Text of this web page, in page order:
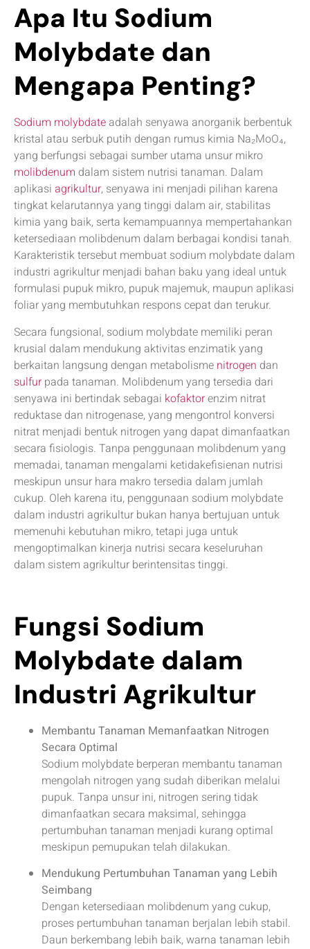
Apa Itu Sodium
Molybdate dan
Mengapa Penting?
Sodium molybdate adalah senyawa anorganik berbentuk
kristal atau serbuk putih dengan rumus kimia Na₂MoO₄,
yang berfungsi sebagai sumber utama unsur mikro
molibdenum dalam sistem nutrisi tanaman. Dalam
aplikasi agrikultur, senyawa ini menjadi pilihan karena
tingkat kelarutannya yang tinggi dalam air, stabilitas
kimia yang baik, serta kemampuannya mempertahankan
ketersediaan molibdenum dalam berbagai kondisi tanah.
Karakteristik tersebut membuat sodium molybdate dalam
industri agrikultur menjadi bahan baku yang ideal untuk
formulasi pupuk mikro, pupuk majemuk, maupun aplikasi
foliar yang membutuhkan respons cepat dan terukur.
Secara fungsional, sodium molybdate memiliki peran
krusial dalam mendukung aktivitas enzimatik yang
berkaitan langsung dengan metabolisme nitrogen dan
sulfur pada tanaman. Molibdenum yang tersedia dari
senyawa ini bertindak sebagai kofaktorenzim nitrat
reduktase dan nitrogenase, yang mengontrol konversi
nitrat menjadi bentuk nitrogen yang dapat dimanfaatkan
secara fisiologis. Tanpa penggunaan molibdenum yang
memadai, tanaman mengalami ketidakefisienan nutrisi
meskipun unsur hara makro tersedia dalam jumlah
cukup. Oleh karena itu, penggunaan sodium molybdate
dalam industri agrikultur bukan hanya bertujuan untuk
memenuhi kebutuhan mikro, tetapi juga untuk
mengoptimalkan kinerja nutrisi secara keseluruhan
dalam sistem agrikultur berintensitas tinggi.
Fungsi Sodium
Molybdate dalam
Industri Agrikultur
Membantu Tanaman Memanfaatkan Nitrogen
Secara Optimal
Sodium molybdate berperan membantu tanaman
mengolah nitrogen yang sudah diberikan melalui
pupuk. Tanpa unsur ini, nitrogen sering tidak
dimanfaatkan secara maksimal, sehingga
pertumbuhan tanaman menjadi kurang optimal
meskipun pemupukan telah dilakukan.
Mendukung Pertumbuhan Tanaman yang Lebih
Seimbang
Dengan ketersediaan molibdenum yang cukup,
proses pertumbuhan tanaman berjalan lebih stabil.
Daun berkembang lebih baik, warna tanaman lebih